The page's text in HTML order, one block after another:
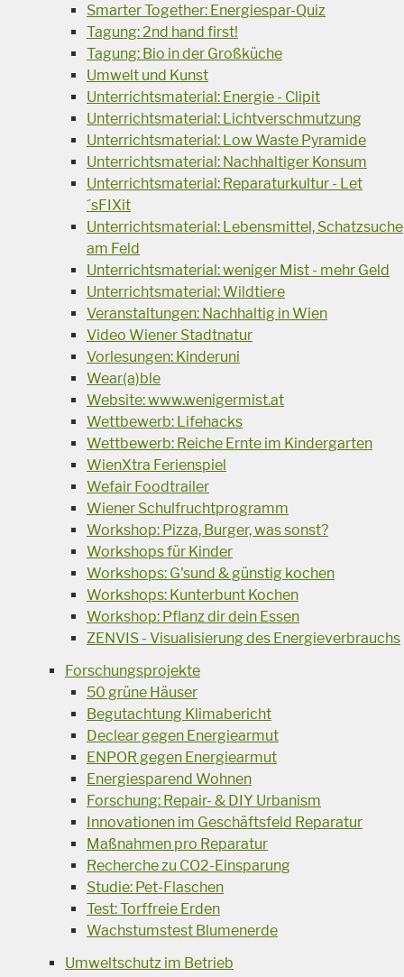
Smarter Together: Energiespar-Quiz
Tagung: 2nd hand first!
Tagung: Bio in der Großküche
Umwelt und Kunst
Unterrichtsmaterial: Energie - Clipit
Unterrichtsmaterial: Lichtverschmutzung
Unterrichtsmaterial: Low Waste Pyramide
Unterrichtsmaterial: Nachhaltiger Konsum
Unterrichtsmaterial: Reparaturkultur - Let
´sFIXit
Unterrichtsmaterial: Lebensmittel, Schatzsuche
am Feld
Unterrichtsmaterial: weniger Mist - mehr Geld
Unterrichtsmaterial: Wildtiere
Veranstaltungen: Nachhaltig in Wien
Video Wiener Stadtnatur
Vorlesungen: Kinderuni
Wear(a)ble
Website: www.wenigermist.at
Wettbewerb: Lifehacks
Wettbewerb: Reiche Ernte im Kindergarten
WienXtra Ferienspiel
Wefair Foodtrailer
Wiener Schulfruchtprogramm
Workshop: Pizza, Burger, was sonst?
Workshops für Kinder
Workshops: G'sund & günstig kochen
Workshops: Kunterbunt Kochen
Workshop: Pflanz dir dein Essen
ZENVIS - Visualisierung des Energieverbrauchs
Forschungsprojekte
50 grüne Häuser
Begutachtung Klimabericht
Declear gegen Energiearmut
ENPOR gegen Energiearmut
Energiesparend Wohnen
Forschung: Repair- & DIY Urbanism
Innovationen im Geschäftsfeld Reparatur
Maßnahmen pro Reparatur
Recherche zu CO2-Einsparung
Studie: Pet-Flaschen
Test: Torffreie Erden
Wachstumstest Blumenerde
Umweltschutz im Betrieb